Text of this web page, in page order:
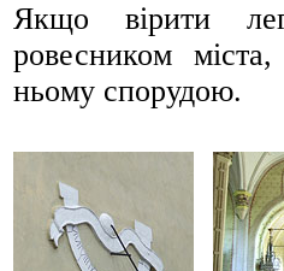
Якщо вірити
ровесником
ньому спорудою.